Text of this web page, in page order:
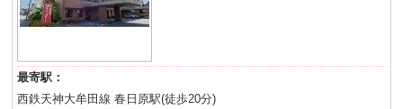
最寄駅：
西鉄天神大牟田線 春日原駅(徒歩20分)